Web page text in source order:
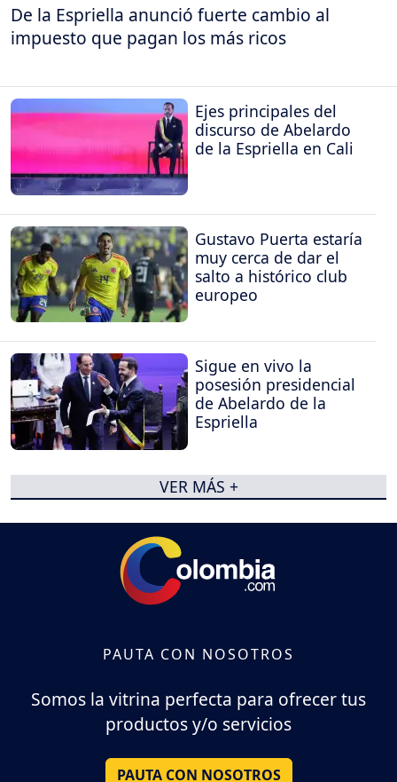
De la Espriella anunció fuerte cambio al
impuesto que pagan los más ricos
Ejes principales del
discurso de Abelardo
de la Espriella en Cali
Gustavo Puerta estaría
muy cerca de dar el
salto a histórico club
europeo
Sigue en vivo la
posesión presidencial
de Abelardo de la
Espriella
VER MÁS +
PAUTA CON NOSOTROS
Somos la vitrina perfecta para ofrecer tus
productos y/o servicios
PAUTA CON NOSOTROS